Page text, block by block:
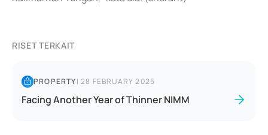
RISET TERKAIT
PROPERTY|28 FEBRUARY 2025
Facing Another Year of Thinner NIMM